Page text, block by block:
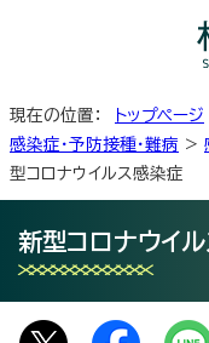
現在の位置： トップページ
感染症・予防接種・難病 >
型コロナウイルス感染症
新型コロナウイ